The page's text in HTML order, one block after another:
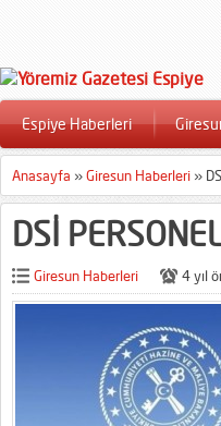
Espiye Haberleri
Anasayfa »Giresun Haberleri »
DSİ
Giresun Haberleri 4 yıl